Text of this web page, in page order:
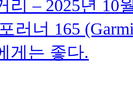
리 – 2025년 10
러너 165
게는 좋다.